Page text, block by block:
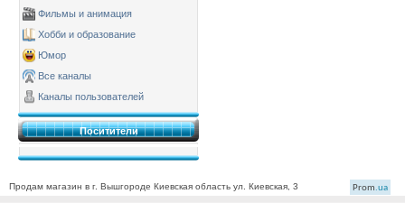
Фильмы и анимация
Хобби и образование
Юмор
Все каналы
Каналы пользователей
Поситители
Продам магазин в г. Вышгороде Киевская область ул. Киевская, 3 Prom.ua